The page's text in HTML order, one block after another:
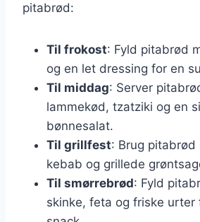
pitabrød:
Til frokost: Fyld pitabrød
og en let dressing for en
Til middag: Server
lammekød, tzatziki og en
bønnesalat.
Til grillfest: Brug
kebab og grillede
Til smørrebrød: Fyld
skinke, feta og friske